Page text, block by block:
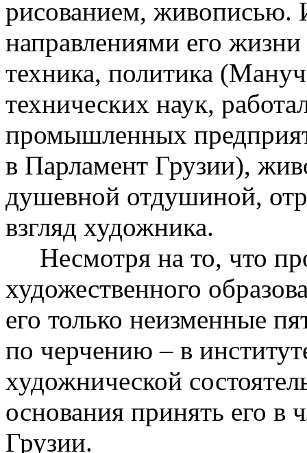
рисованием, живописью.
направлениями его
техника, политика
технических наук,
промышленных
в Парламент Грузии),
душевной отдушиной,
взгляд художника.
Несмотря на то, что
художественного
его только неизменные
по черчению – в
художнической
основания принять его
Грузии.